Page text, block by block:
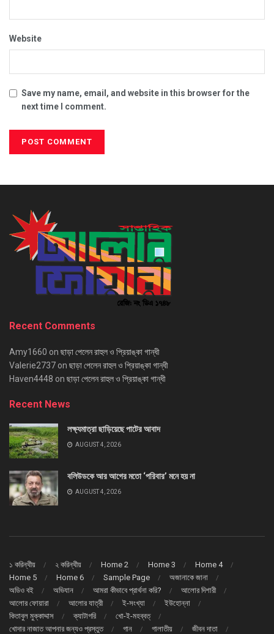
Website
Save my name, email, and website in this browser for the
next time I comment.
Recent Comments
Amy1660 on ছাড়া পেলেন রাহুল ও প্রিয়াঙ্কা গান্ধী
Valerie2737 on ছাড়া পেলেন রাহুল ও প্রিয়াঙ্কা গান্ধী
Haven4448 on ছাড়া পেলেন রাহুল ও প্রিয়াঙ্কা গান্ধী
Recent News
লক্ষ্যমাত্রা ছাড়িয়েছে পাটের আবাদ
AUGUST 4, 2026
বলিউডকে আর আগের মতো ‘পরিবার’ মনে হয় না
AUGUST 4, 2026
১ করিন্থীয় ২ করিন্থীয় Home 2 Home 3
Home 4
Home 5
Home 6 Sample Page
অজানাকে জানা
অডিও বই
অভিযান আমরা কীভাবে প্রার্থনা করি?
আলোর দিশারী
আলোর ফোয়ারা
আলোর যাত্রী ই-সংখ্যা
ইউহোন্না
কিতাবুল মুক্কাদ্দাস
ক্যাটাগরি
খো-ই-মহব্বত্
খোদার নাজাত আপনার জন্যও প্রস্তুত
গান গালাতীয় জীবন দাতা